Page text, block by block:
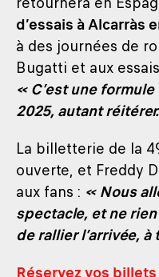
d’essais à Alcarràs
à des journées de
Bugatti et aux
« C’est une
2025, autant
La billetterie de la
ouverte, et Freddy
aux fans : « Nous
spectacle, et ne rien
de rallier l’arrivée,